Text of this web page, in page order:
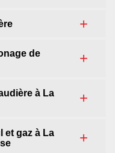
de
à La
et gaz à La